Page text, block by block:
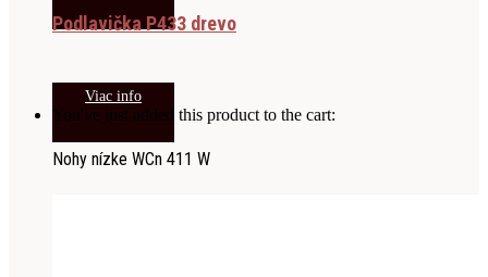
Podlavička P433 drevo
Viac info
You've just added this product to the cart:
Nohy nízke WCn 411 W